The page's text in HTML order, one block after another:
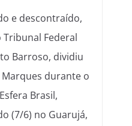
e descontraído,
Federal
Barroso, dividiu
durante o
Brasil,
(7/6) no Guarujá,